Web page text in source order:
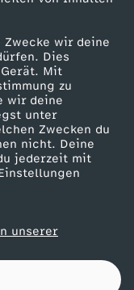
wir deine
Dies
Mit
zu
wir deine
unter
Zwecken du
nicht. Deine
jederzeit mit
unserer